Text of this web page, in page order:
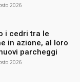
2026
i cedri tra le
in azione, al loro
parcheggi
2026